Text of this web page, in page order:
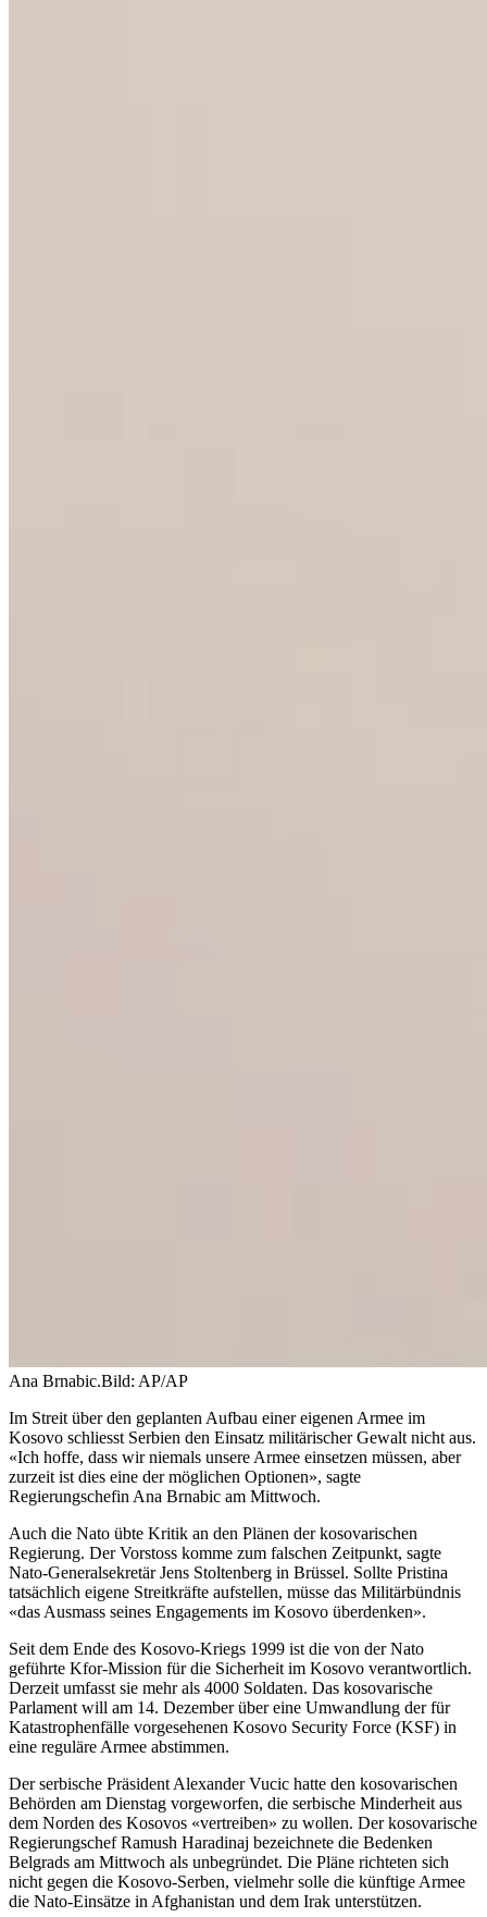
Ana Brnabic.Bild: AP/AP
Im Streit über den geplanten Aufbau einer eigenen Armee im
Kosovo schliesst Serbien den Einsatz militärischer Gewalt nicht aus.
«Ich hoffe, dass wir niemals unsere Armee einsetzen müssen, aber
zurzeit ist dies eine der möglichen Optionen», sagte
Regierungschefin Ana Brnabic am Mittwoch.
Auch die Nato übte Kritik an den Plänen der kosovarischen
Regierung. Der Vorstoss komme zum falschen Zeitpunkt, sagte
Nato-Generalsekretär Jens Stoltenberg in Brüssel. Sollte Pristina
tatsächlich eigene Streitkräfte aufstellen, müsse das Militärbündnis
«das Ausmass seines Engagements im Kosovo überdenken».
Seit dem Ende des Kosovo-Kriegs 1999 ist die von der Nato
geführte Kfor-Mission für die Sicherheit im Kosovo verantwortlich.
Derzeit umfasst sie mehr als 4000 Soldaten. Das kosovarische
Parlament will am 14. Dezember über eine Umwandlung der für
Katastrophenfälle vorgesehenen Kosovo Security Force (KSF) in
eine reguläre Armee abstimmen.
Der serbische Präsident Alexander Vucic hatte den kosovarischen
Behörden am Dienstag vorgeworfen, die serbische Minderheit aus
dem Norden des Kosovos «vertreiben» zu wollen. Der kosovarische
Regierungschef Ramush Haradinaj bezeichnete die Bedenken
Belgrads am Mittwoch als unbegründet. Die Pläne richteten sich
nicht gegen die Kosovo-Serben, vielmehr solle die künftige Armee
die Nato-Einsätze in Afghanistan und dem Irak unterstützen.